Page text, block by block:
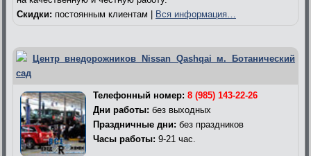
Скидки: постоянным клиентам | Вся информация…
Центр внедорожников Nissan Qashqai м. Ботанический
сад
Телефонный номер: 8 (985) 143-22-26
Дни работы: без выходных
Праздничные дни: без праздников
Часы работы: 9-21 час.